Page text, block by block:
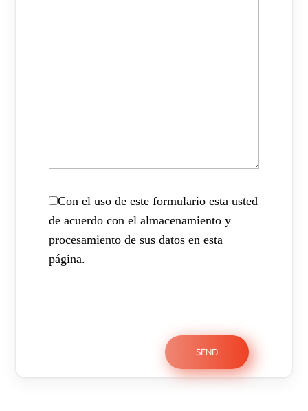
Con el uso de este formulario esta usted
de acuerdo con el almacenamiento y
procesamiento de sus datos en esta
página.